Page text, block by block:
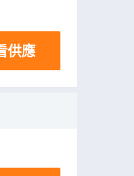
供應